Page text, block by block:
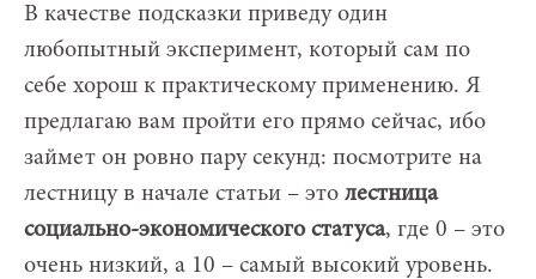
В качестве подсказки приведу один
любопытный эксперимент, который сам по
себе хорош к практическому применению. Я
предлагаю вам пройти его прямо сейчас, ибо
займет он ровно пару секунд: посмотрите на
лестницу в начале статьи – это лестница
социально-экономического статуса, где 0 – это
очень низкий, а 10 – самый высокий уровень.